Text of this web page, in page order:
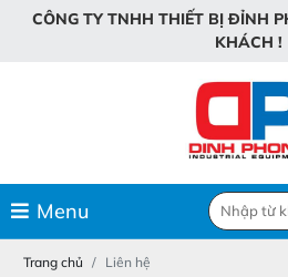
CÔNG TY TNHH THIẾT BỊ ĐỈNH P
KHÁCH !
Menu
Trang chủ Liên hệ